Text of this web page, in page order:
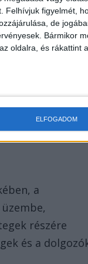
Felhívjuk figyelmét,
de
Bármikor
oldalra, és rákattint
ELFOGADOM
probléma
minél
a
részére
és a